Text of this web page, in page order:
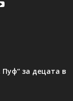
за децата в